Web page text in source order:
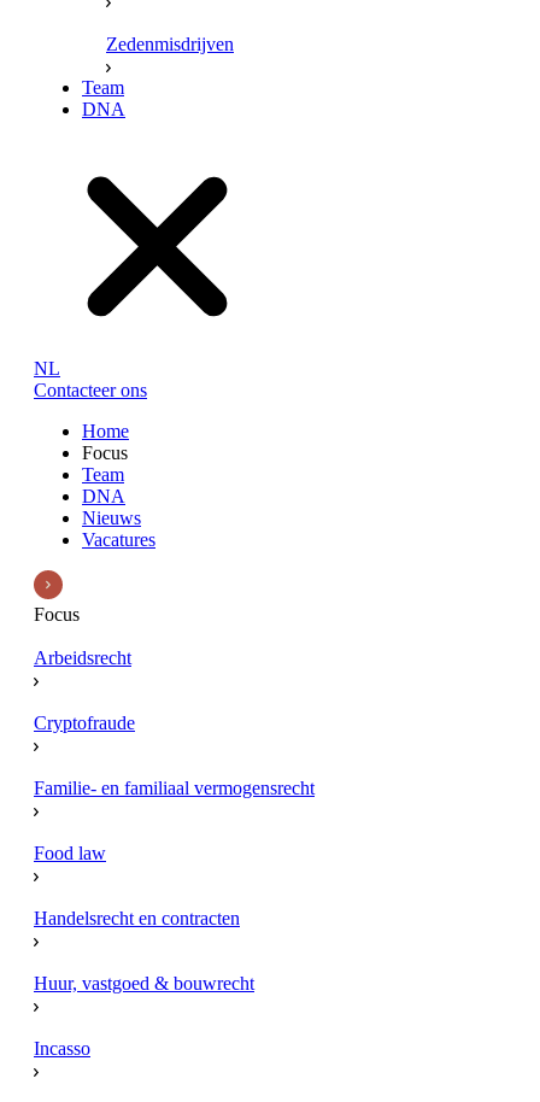
Zedenmisdrijven
Team
DNA
NL
Contacteer ons
Home
Focus
Team
DNA
Nieuws
Vacatures
Focus
Arbeidsrecht
Cryptofraude
Familie- en familiaal vermogensrecht
Food law
Handelsrecht en contracten
Huur, vastgoed & bouwrecht
Incasso